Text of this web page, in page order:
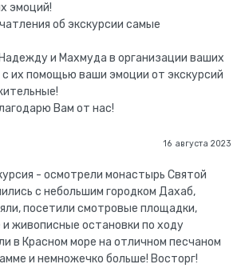
эмоций!
об экскурсии самые
и Махмуда в организации ваших
с их помощью ваши эмоции от экскурсий
Вам от нас!
16 августа 2023
- осмотрели монастырь Святой
с небольшим городком Дахаб,
посетили смотровые площадки,
живописные остановки по ходу
в Красном море на отличном песчаном
и немножечко больше! Восторг!